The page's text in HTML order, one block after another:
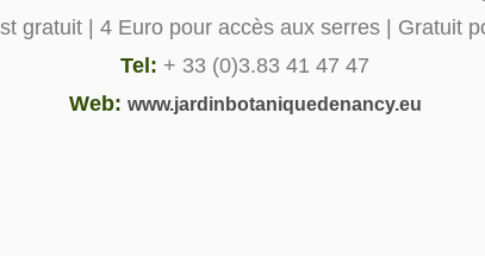
gratuit | 4 Euro pour accès aux serres | Gratuit
Tel: + 33 (0)3.83 41 47 47
Web: www.jardinbotaniquedenancy.eu